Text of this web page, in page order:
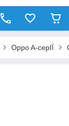
Oppo A-серІЇ